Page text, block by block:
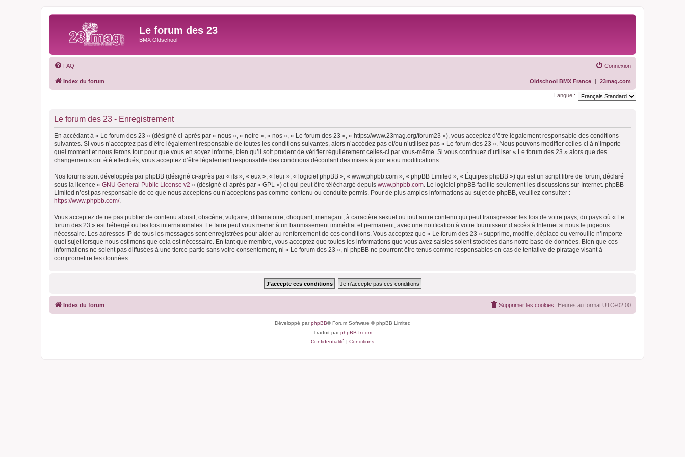
Le forum des 23
BMX Oldschool
FAQ Connexion
Index du forum 23mag.com
|
Oldschool BMX France
Langue :
Le forum des 23 - Enregistrement
En accédant à « Le forum des 23 » (désigné ci-après par « nous », « notre », « nos », « Le forum des 23 », « https://www.23mag.org/forum23 »), vous acceptez d’être légalement responsable des conditions
suivantes. Si vous n’acceptez pas d’être légalement responsable de toutes les conditions suivantes, alors n’accédez pas et/ou n’utilisez pas « Le forum des 23 ». Nous pouvons modifier celles-ci à n’importe
quel moment et nous ferons tout pour que vous en soyez informé, bien qu’il soit prudent de vérifier régulièrement celles-ci par vous-même. Si vous continuez d’utiliser « Le forum des 23 » alors que des
changements ont été effectués, vous acceptez d’être légalement responsable des conditions découlant des mises à jour et/ou modifications.
Nos forums sont développés par phpBB (désigné ci-après par « ils », « eux », « leur », « logiciel phpBB », « www.phpbb.com », « phpBB Limited », « Équipes phpBB ») qui est un script libre de forum, déclaré
sous la licence « GNU General Public License v2 » (désigné ci-après par « GPL ») et qui peut être téléchargé depuis www.phpbb.com. Le logiciel phpBB facilite seulement les discussions sur Internet. phpBB
Limited n’est pas responsable de ce que nous acceptons ou n’acceptons pas comme contenu ou conduite permis. Pour de plus amples informations au sujet de phpBB, veuillez consulter :
https://www.phpbb.com/.
Vous acceptez de ne pas publier de contenu abusif, obscène, vulgaire, diffamatoire, choquant, menaçant, à caractère sexuel ou tout autre contenu qui peut transgresser les lois de votre pays, du pays où « Le
forum des 23 » est hébergé ou les lois internationales. Le faire peut vous mener à un bannissement immédiat et permanent, avec une notification à votre fournisseur d’accès à Internet si nous le jugeons
nécessaire. Les adresses IP de tous les messages sont enregistrées pour aider au renforcement de ces conditions. Vous acceptez que « Le forum des 23 » supprime, modifie, déplace ou verrouille n’importe
quel sujet lorsque nous estimons que cela est nécessaire. En tant que membre, vous acceptez que toutes les informations que vous avez saisies soient stockées dans notre base de données. Bien que ces
informations ne soient pas diffusées à une tierce partie sans votre consentement, ni « Le forum des 23 », ni phpBB ne pourront être tenus comme responsables en cas de tentative de piratage visant à
compromettre les données.
Index du forum Heures au format UTC+02:00
Supprimer les cookies
Développé parphpBB® Forum Software © phpBB Limited
Traduit parphpBB-fr.com
Confidentialité | Conditions